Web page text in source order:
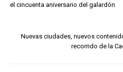
el cincuenta aniversario del galardón
Nuevas ciudades, nuevos
recorrido de la